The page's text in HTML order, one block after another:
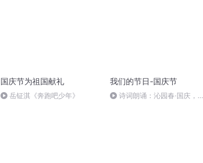
国庆节为祖国献礼
岳钲淇《奔跑吧少年》
我们的节日-国庆节
诗词朗诵：沁园春·国庆，朗